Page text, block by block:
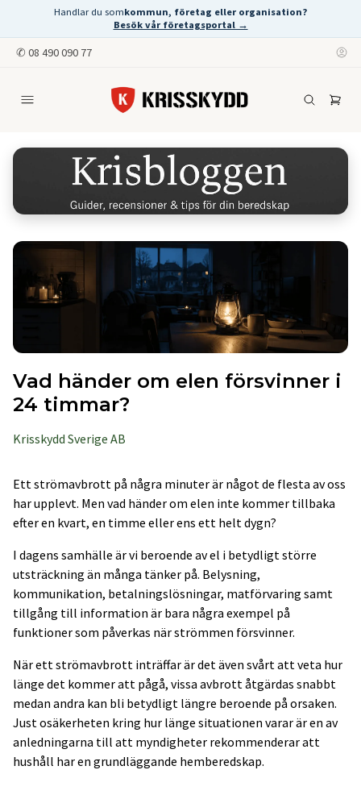
Handlar du somkommun, företag eller organisation?
Besök vår företagsportal →
✆ 08 490 090 77
Vad händer om elen försvinner i
24 timmar?
Krisskydd Sverige AB
Ett strömavbrott på några minuter är något de flesta av oss
har upplevt. Men vad händer om elen inte kommer tillbaka
efter en kvart, en timme eller ens ett helt dygn?
I dagens samhälle är vi beroende av el i betydligt större
utsträckning än många tänker på. Belysning,
kommunikation, betalningslösningar, matförvaring samt
tillgång till information är bara några exempel på
funktioner som påverkas när strömmen försvinner.
När ett strömavbrott inträffar är det även svårt att veta hur
länge det kommer att pågå, vissa avbrott åtgärdas snabbt
medan andra kan bli betydligt längre beroende på orsaken.
Just osäkerheten kring hur länge situationen varar är en av
anledningarna till att myndigheter rekommenderar att
hushåll har en grundläggande hemberedskap.